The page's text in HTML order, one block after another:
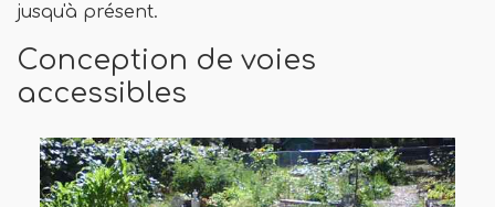
jusqu'à présent.
Conception de voies
accessibles